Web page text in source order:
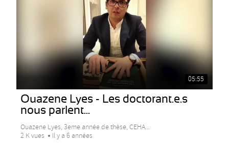
05:55
Ouazene Lyes - Les doctorant.e.s
nous parlent...
Ouazene Lyes, 3eme année de thèse, CEHA...
2 K vues
Il y a 6 années